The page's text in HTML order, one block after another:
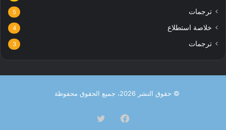
ترجمات 5
خلاصة استطلاع 4
ترجمات 3
© حقوق النشر 2026، جميع الحقوق محفوظة
فيسبوك